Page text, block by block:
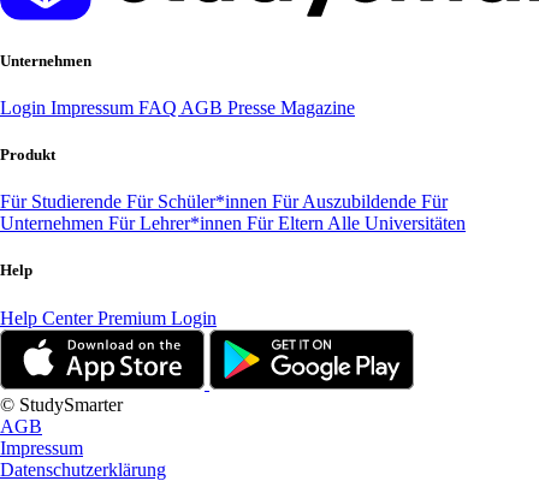
Unternehmen
Login Impressum FAQ AGB Presse Magazine
Produkt
Für Studierende Für Schüler*innen Für Auszubildende Für
Unternehmen Für Lehrer*innen Für Eltern Alle Universitäten
Help
Help CenterPremium Login
© StudySmarter
AGB
Impressum
Datenschutzerklärung